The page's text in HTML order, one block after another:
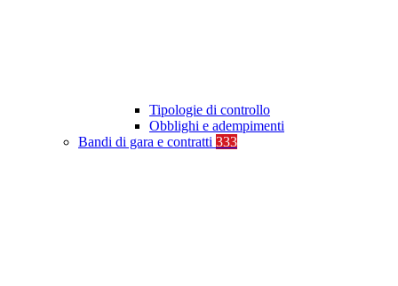
Tipologie di controllo
Obblighi e adempimenti
Bandi di gara e contratti 333